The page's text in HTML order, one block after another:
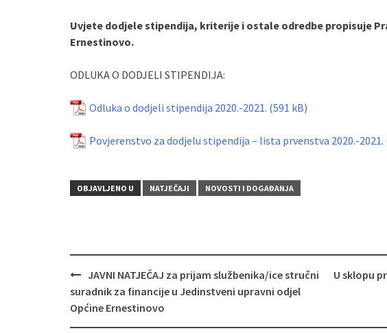
Uvjete dodjele stipendija, kriterije i ostale odredbe propisuje
Ernestinovo.
ODLUKA O DODJELI STIPENDIJA:
Odluka o dodjeli stipendija 2020.-2021.
Povjerenstvo za dodjelu stipendija – lista prvenstva 2020.-2021.
OBJAVLJENO U NATJEČAJI NOVOSTI I DOGAĐANJA
Navigacija
objava
JAVNI NATJEČAJ za prijam službenika/ice stručni
suradnik za financije u Jedinstveni upravni odjel
Općine Ernestinovo
U sklopu